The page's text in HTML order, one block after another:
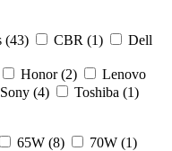
(43) CBR (1)
Dell
Honor (2)
Lenovo
Sony (4) Toshiba (1)
65W (8) 70W (1)